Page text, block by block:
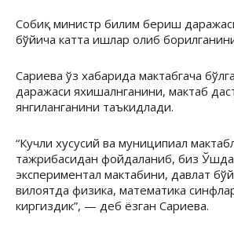
Собиқ министр билим бериш
бўйича катта ишлар олиб
Сариева ўз хабарида мактабгача
даражаси яхишалнганини, мактаб
янгиланганини таъкидлади.
“Кучли хусусий ва муниципиал
тажрибасидан фойдаланиб, биз Ўшда
экспериментал мактабини, давлат
вилоятда физика, математика
киргиздик”, — деб ёзган Сариева.